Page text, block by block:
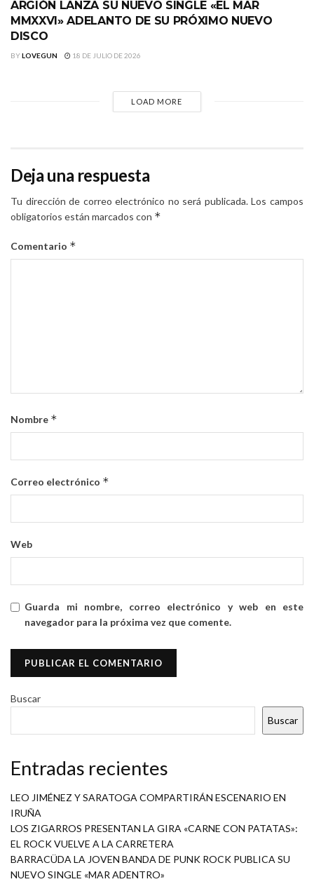
ARGIÓN LANZA SU NUEVO SINGLE «EL MAR
MMXXVI» ADELANTO DE SU PRÓXIMO NUEVO
DISCO
BYLOVEGUN 18 DE JULIO DE 2026
LOAD MORE
Deja una respuesta
Tu dirección de correo electrónico no será publicada. Los campos
obligatorios están marcados con *
Comentario *
Nombre *
Correo electrónico *
Web
Guarda mi nombre, correo electrónico y web en este
navegador para la próxima vez que comente.
Buscar
Buscar
Entradas recientes
LEO JIMÉNEZ Y SARATOGA COMPARTIRÁN ESCENARIO EN
IRUÑA
LOS ZIGARROS PRESENTAN LA GIRA «CARNE CON PATATAS»:
EL ROCK VUELVE A LA CARRETERA
BARRACÜDA LA JOVEN BANDA DE PUNK ROCK PUBLICA SU
NUEVO SINGLE «MAR ADENTRO»